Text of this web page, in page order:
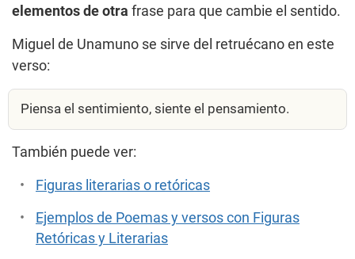
elementos de otra frase para que cambie el sentido.
Miguel de Unamuno se sirve del retruécano en este
verso:
Piensa el sentimiento, siente el pensamiento.
También puede ver:
Figuras literarias o retóricas
Ejemplos de Poemas y versos con Figuras
Retóricas y Literarias